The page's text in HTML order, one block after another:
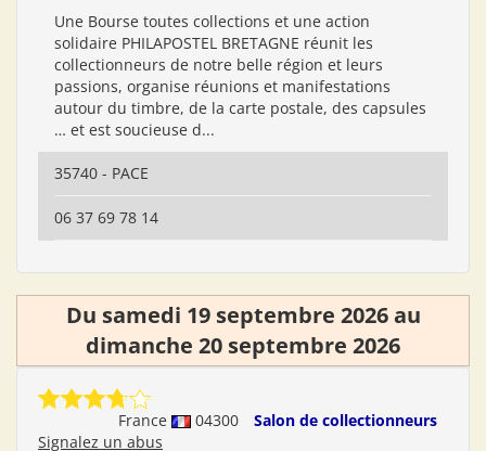
Une Bourse toutes collections et une action
solidaire PHILAPOSTEL BRETAGNE réunit les
collectionneurs de notre belle région et leurs
passions, organise réunions et manifestations
autour du timbre, de la carte postale, des capsules
… et est soucieuse d...
35740 - PACE
06 37 69 78 14
Du samedi 19 septembre 2026 au
dimanche 20 septembre 2026
France 04300
Salon de collectionneurs
Signalez un abus